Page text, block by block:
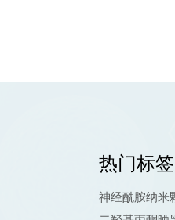
热门标签
神经酰胺纳米